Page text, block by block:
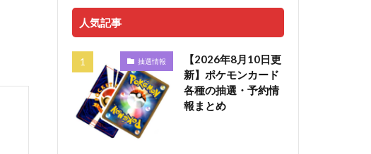
人気記事
抽選情報
【2026年8月10日更
新】ポケモンカード
各種の抽選・予約情
報まとめ